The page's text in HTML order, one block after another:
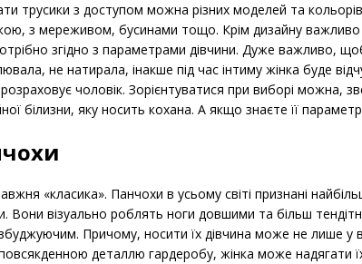
трусики з доступом можна різних моделей та
з мереживом, бусинами тощо. Крім дизайну важливо
згідно з параметрами дівчини. Дуже важливо,
не натирала, інакше під час інтиму жінка буде
чоловік. Зорієнтуватися при виборі можна,
білизни, яку носить кохана. А якщо знаєте її
«класика». Панчохи в усьому світі признані
Вони візуально роблять ноги довшими та більш
Причому, носити їх дівчина може не лише у
деталлю гардеробу, жінка може надягати